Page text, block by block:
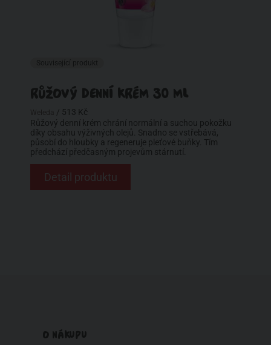
RŮŽOVÝ DENNÍ KRÉM 30 ML
/ 513 Kč
Růžový denní krém chrání normální a suchou pokožku
díky obsahu výživných olejů. Snadno se vstřebává,
působí do hloubky a regeneruje pleťové buňky. Tím
předchází předčasným projevům stárnutí.
Detail produktu
O NÁKUPU